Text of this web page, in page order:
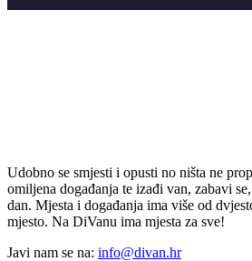
Udobno se smjesti i opusti no ništa ne
omiljena događanja te izađi van, zabavi
dan. Mjesta i događanja ima više od
mjesto. Na DiVanu ima mjesta za sve!
Javi nam se na: info@divan.hr